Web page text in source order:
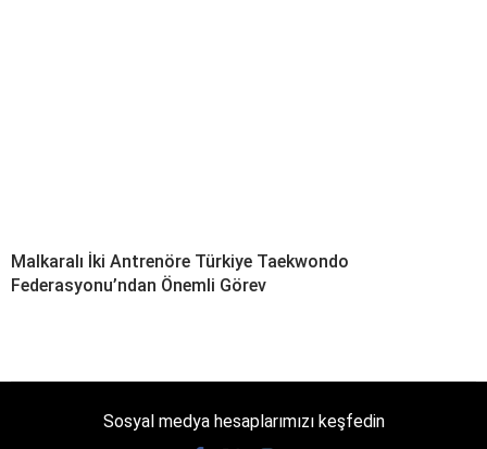
Malkaralı İki Antrenöre Türkiye Taekwondo
Federasyonu’ndan Önemli Görev
Sosyal medya hesaplarımızı keşfedin